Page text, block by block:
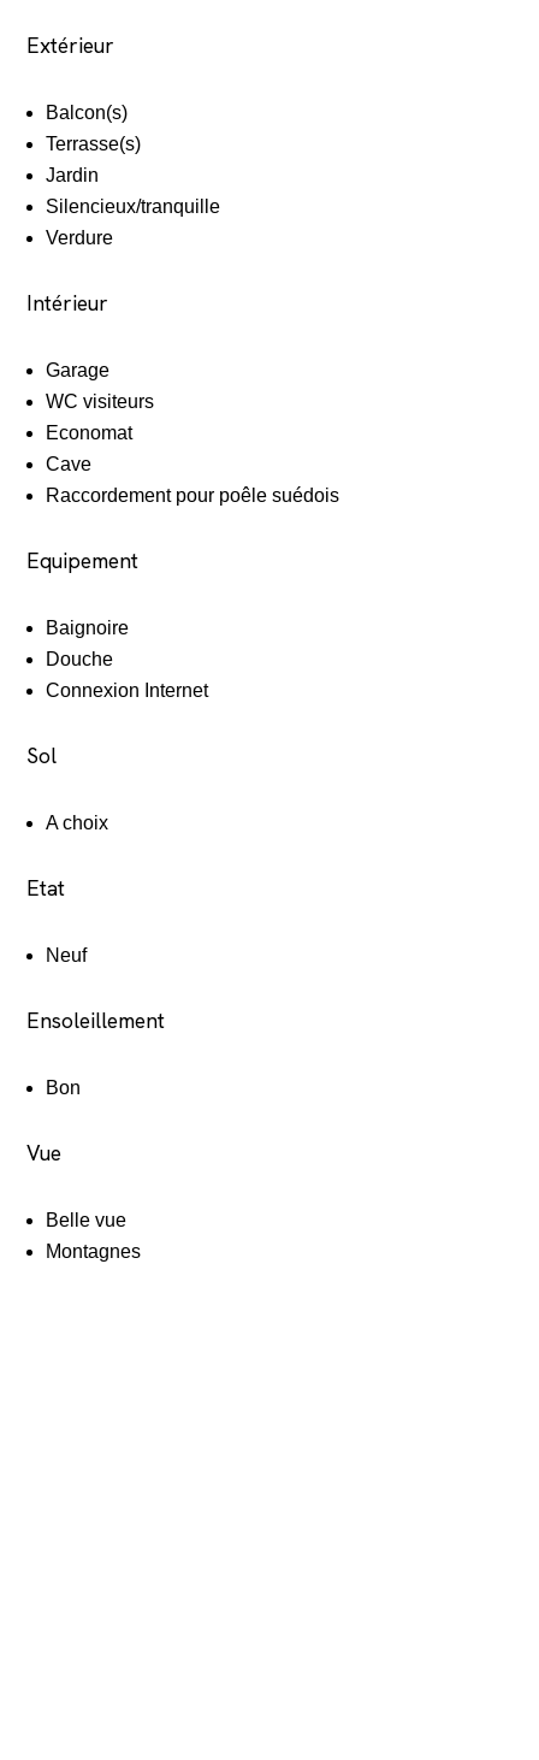
Extérieur
Balcon(s)
Terrasse(s)
Jardin
Silencieux/tranquille
Verdure
Intérieur
Garage
WC visiteurs
Economat
Cave
Raccordement pour poêle suédois
Equipement
Baignoire
Douche
Connexion Internet
Sol
A choix
Etat
Neuf
Ensoleillement
Bon
Vue
Belle vue
Montagnes